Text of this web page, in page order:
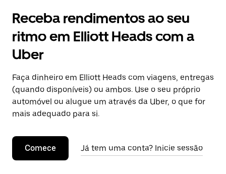
Receba rendimentos ao seu
ritmo em Elliott Heads com a
Uber
Faça dinheiro em Elliott Heads com viagens, entregas
(quando disponíveis) ou ambos. Use o seu próprio
automóvel ou alugue um através da Uber, o que for
mais adequado para si.
Comece Já tem uma conta? Inicie sessão